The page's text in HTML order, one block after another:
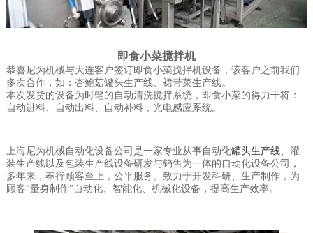
即食小菜搅拌机
恭喜尼为机械与大连客户签订即食小菜搅拌机设备，该客户之前我们
多次合作，如：杏鲍菇罐头生产线、裙带菜生产线。
本次发货的设备为时髦的自动清洗搅拌系统，即食小菜的得力干将：
自动进料、自动出料、自动补料，光电感应系统。
上海尼为机械自动化设备公司是一家专业从事自动化罐头生产线、灌
装生产线以及包装生产线设备研发与销售为一体的自动化设备公司，
多年来，奉行顾客至上，公平服务。致力于开发科研、生产制作，为
顾客“量身制作”自动化、智能化、机械化设备，提高生产效率。